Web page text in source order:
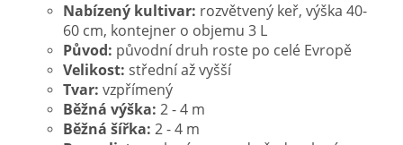
Nabízený kultivar: rozvětvený keř, výška 40-
60 cm, kontejner o objemu 3 L
Původ: původní druh roste po celé Evropě
Velikost: střední až vyšší
Tvar: vzpřímený
Běžná výška: 2 - 4 m
Běžná šířka: 2 - 4 m